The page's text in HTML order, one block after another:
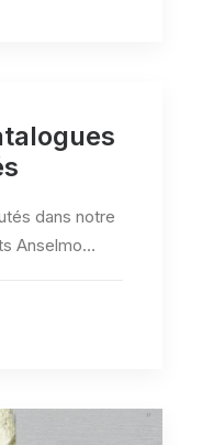
dans notre
Anselmo…